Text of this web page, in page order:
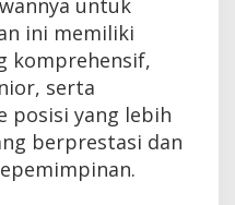
ini memiliki
komprehensif,
serta
posisi yang lebih
berprestasi dan